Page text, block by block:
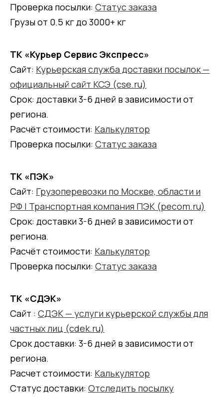
Проверка посылки: Статус заказа
Грузы от 0.5 кг до 3000+ кг
ТК «Курьер Сервис Экспресс»
Сайт: Курьерская служба доставки посылок —
официальный сайт КСЭ (cse.ru)
Срок: доставки 3-6 дней в зависимости от
региона.
Расчёт стоимости: Калькулятор
Проверка посылки: Статус заказа
ТК «ПЭК»
Сайт: Грузоперевозки по Москве, области и
РФ | Транспортная компания ПЭК (pecom.ru)
Срок: доставки 3-6 дней в зависимости от
региона.
Расчёт стоимости: Калькулятор
Проверка посылки: Статус заказа
ТК «СДЭК»
Сайт : СДЭК — услуги курьерской службы для
частных лиц (cdek.ru)
Срок доставки: 3-6 дней в зависимости от
региона.
Расчет стоимости: Калькулятор
Статус доставки: Отследить посылку